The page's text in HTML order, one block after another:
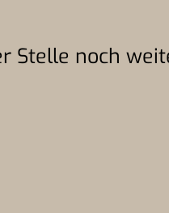
Stelle noch